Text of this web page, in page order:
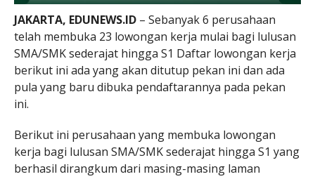
JAKARTA, EDUNEWS.ID– Sebanyak 6 perusahaan
telah membuka 23 lowongan kerja mulai bagi lulusan
SMA/SMK sederajat hingga S1 Daftar lowongan kerja
berikut ini ada yang akan ditutup pekan ini dan ada
pula yang baru dibuka pendaftarannya pada pekan
ini.
Berikut ini perusahaan yang membuka lowongan
kerja bagi lulusan SMA/SMK sederajat hingga S1 yang
berhasil dirangkum dari masing-masing laman